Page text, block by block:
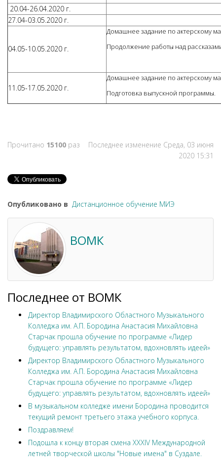
20.04-26.04.2020 г.
27.04-03.05.2020 г.
04.05-10.05.2020 г.
Домашнее задание по актерскому
Продолжение работы над
11.05-17.05.2020 г.
Домашнее задание по актерскому
Подготовка выпускной программы.
Прочитано 15100 раз
Последнее изменение Среда, 03 июня
2020 15:31
Опубликовано в Дистанционное обучение МИЭ
ВОМК
Последнее от ВОМК
Директор Владимирского Областного Музыкального
Колледжа им. А.П. Бородина Анастасия Михайловна
Старчак прошла обучение по программе «Лидер
будущего: управлять результатом, вдохновлять идеей»
Директор Владимирского Областного Музыкального
Колледжа им. А.П. Бородина Анастасия Михайловна
Старчак прошла обучение по программе «Лидер
будущего: управлять результатом, вдохновлять идеей»
В музыкальном колледже имени Бородина проводится
текущий ремонт третьего этажа учебного корпуса.
Поздравляем!
Подошла к концу вторая смена XXXIV Международной
летней творческой школы "Новые имена" в Суздале.